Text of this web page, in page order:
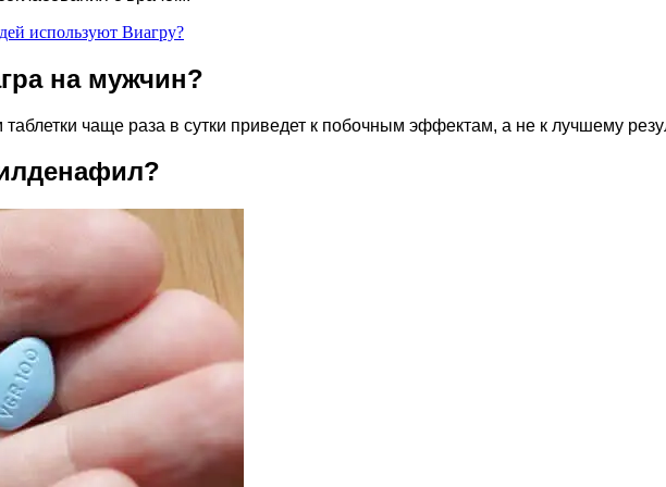
используют Виагру?
на мужчин?
чаще раза в сутки приведет к побочным эффектам, а не к лучшему